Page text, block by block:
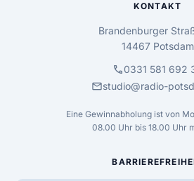
KONTAKT
Brandenburger
14467 Potsdam
call0331 581 692
mailstudio@radio-
Eine Gewinnabholung ist von
08.00 Uhr bis 18.00 Uhr